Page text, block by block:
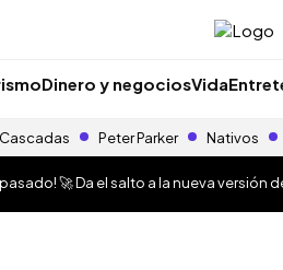
Dinero y negociosVida
Peter Parker Nativos
🚀 Da el salto a la nueva versión